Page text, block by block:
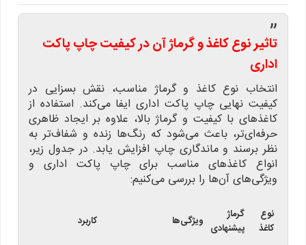
”
تاثیر نوع کاغذ و گرماژ آن در کیفیت چاپ پاکت
اداری
انتخاب نوع کاغذ و گرماژ مناسب، نقش بسزایی در
کیفیت نهایی چاپ پاکت اداری ایفا می‌کند. استفاده از
کاغذهای با کیفیت و گرماژ بالا، علاوه بر ایجاد ظاهری
حرفه‌ای‌تر، باعث می‌شود که رنگ‌ها زنده و شفاف‌تر به
نظر برسند و ماندگاری چاپ افزایش یابد. در جدول زیر،
انواع کاغذهای مناسب برای چاپ پاکت اداری و
ویژگی‌های آن‌ها را بررسی می‌کنیم:
نوع
کاغذ
گرماژ
پیشنهادی ویژگی‌ها کاربرد